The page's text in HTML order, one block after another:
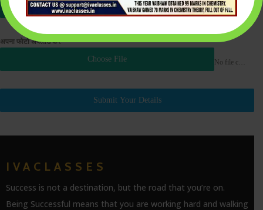
Choose File
अपना फोटो अपलोड करें*
Choose File
Submit Your Details
IVACLASSES
Success is not a destination, but the road that you’re on.
Being Successful means that you are working hard and walking